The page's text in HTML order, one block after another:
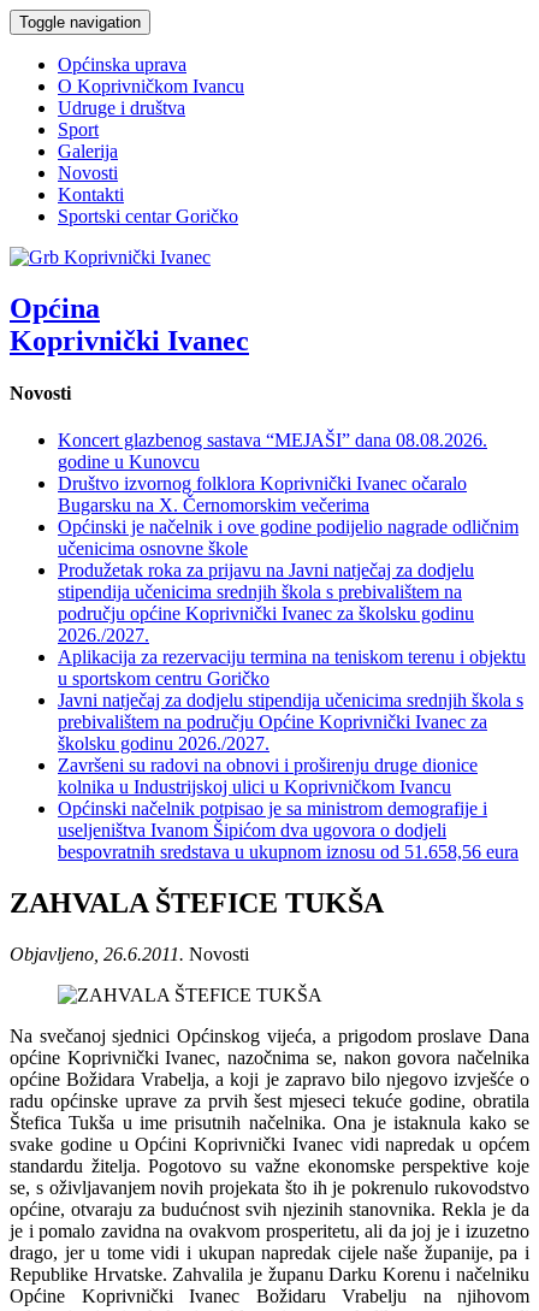
Toggle navigation
Općinska uprava
O Koprivničkom Ivancu
Udruge i društva
Sport
Galerija
Novosti
Kontakti
Sportski centar Goričko
Općina
Koprivnički Ivanec
Novosti
Koncert glazbenog sastava “MEJAŠI” dana 08.08.2026.
godine u Kunovcu
Društvo izvornog folklora Koprivnički Ivanec očaralo
Bugarsku na X. Černomorskim večerima
Općinski je načelnik i ove godine podijelio nagrade odličnim
učenicima osnovne škole
Produžetak roka za prijavu na Javni natječaj za dodjelu
stipendija učenicima srednjih škola s prebivalištem na
području općine Koprivnički Ivanec za školsku godinu
2026./2027.
Aplikacija za rezervaciju termina na teniskom terenu i objektu
u sportskom centru Goričko
Javni natječaj za dodjelu stipendija učenicima srednjih škola s
prebivalištem na području Općine Koprivnički Ivanec za
školsku godinu 2026./2027.
Završeni su radovi na obnovi i proširenju druge dionice
kolnika u Industrijskoj ulici u Koprivničkom Ivancu
Općinski načelnik potpisao je sa ministrom demografije i
useljeništva Ivanom Šipićom dva ugovora o dodjeli
bespovratnih sredstava u ukupnom iznosu od 51.658,56 eura
ZAHVALA ŠTEFICE TUKŠA
Objavljeno, 26.6.2011. Novosti
Na svečanoj sjednici Općinskog vijeća, a prigodom proslave Dana
općine Koprivnički Ivanec, nazočnima se, nakon govora načelnika
općine Božidara Vrabelja, a koji je zapravo bilo njegovo izvješće o
radu općinske uprave za prvih šest mjeseci tekuće godine, obratila
Štefica Tukša u ime prisutnih načelnika. Ona je istaknula kako se
svake godine u Općini Koprivnički Ivanec vidi napredak u općem
standardu žitelja. Pogotovo su važne ekonomske perspektive koje
se, s oživljavanjem novih projekata što ih je pokrenulo rukovodstvo
općine, otvaraju za budućnost svih njezinih stanovnika. Rekla je da
je i pomalo zavidna na ovakvom prosperitetu, ali da joj je i izuzetno
drago, jer u tome vidi i ukupan napredak cijele naše županije, pa i
Republike Hrvatske. Zahvalila je županu Darku Korenu i načelniku
Općine Koprivnički Ivanec Božidaru Vrabelju na njihovom